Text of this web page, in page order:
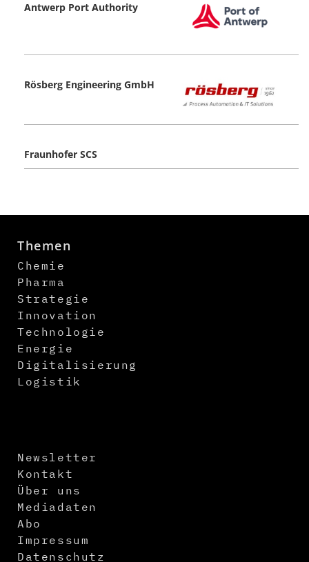
Antwerp Port Authority
Rösberg Engineering GmbH
Fraunhofer SCS
Themen
Chemie
Pharma
Strategie
Innovation
Technologie
Energie
Digitalisierung
Logistik
Newsletter
Kontakt
Über uns
Mediadaten
Abo
Impressum
Datenschutz